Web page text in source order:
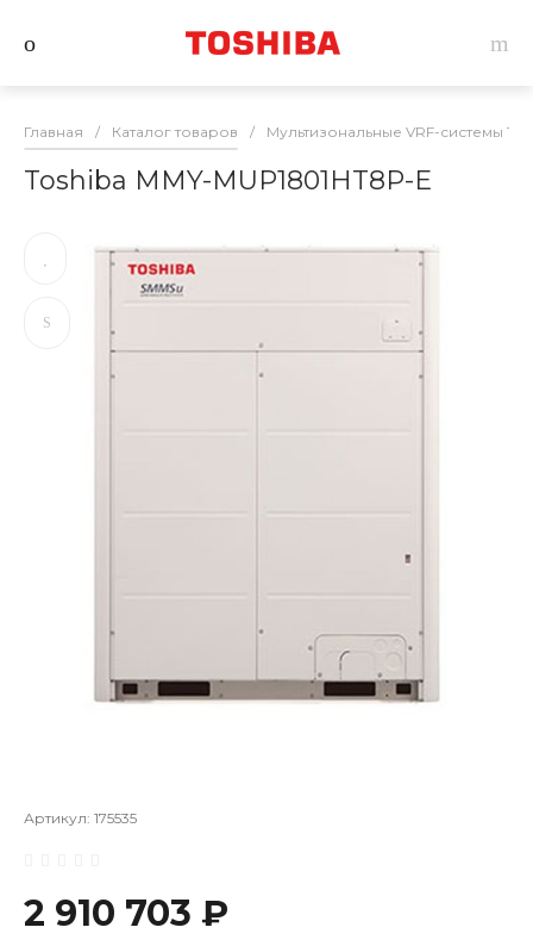
Главная / Каталог товаров / Мультизональные VRF-системы
Toshiba MMY-MUP1801HT8P-E
Артикул: 175535
2 910 703 ₽